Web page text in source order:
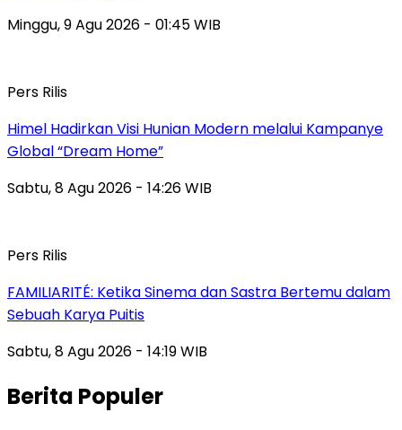
Minggu, 9 Agu 2026 - 01:45 WIB
Pers Rilis
Himel Hadirkan Visi Hunian Modern melalui Kampanye
Global “Dream Home”
Sabtu, 8 Agu 2026 - 14:26 WIB
Pers Rilis
FAMILIARITÉ: Ketika Sinema dan Sastra Bertemu dalam
Sebuah Karya Puitis
Sabtu, 8 Agu 2026 - 14:19 WIB
Berita Populer